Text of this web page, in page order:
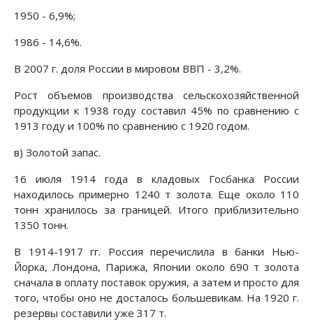
1950 - 6,9%;
1986 - 14,6%.
В 2007 г. доля России в мировом ВВП - 3,2%.
Рост объемов производства cельскохозяйственной
продукции к 1938 году составил 45% по сравнению с
1913 году и 100% по сравнению с 1920 годом.
в) Золотой запас.
16 июля 1914 года в кладовых Госбанка России
находилось примерно 1240 т золота. Еще около 110
тонн хранилось за границей. Итого приблизительно
1350 тонн.
В 1914-1917 гг. Россия перечислила в банки Нью-
Йорка, Лондона, Парижа, Японии около 690 т золота
сначала в оплату поставок оружия, а затем и просто для
того, чтобы оно не досталось большевикам. На 1920 г.
резервы составили уже 317 т.